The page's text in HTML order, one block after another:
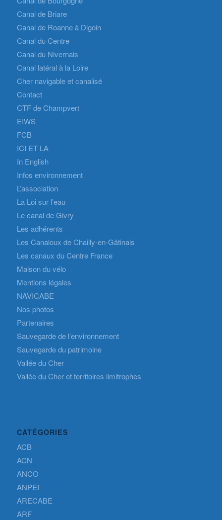
Canal de Briare
Canal de Roanne à Digoin
Canal du Centre
Canal du Nivernais
Canal latéral à la Loire
Cher navigable et canalisé
Contact
CTF de Champvert
EIWS
FCB
ICI ET LA
In English
Infos environnement
L’association
La Loi sur l’eau
Le canal de Givry
Les adhérents
Les Canaloux de Chailly-en-Gâtinais
Les canaux du Centre France
Maison du vélo
Mentions légales
NAVICABE
Nos photos
Partenaires
Sauvegarde de l’environnement
Sauvegarde du patrimoine
Vallée du Cher
Vallée du Cher et territoires limitrophes
CATÉGORIES
ACB
ACN
ANCO
ANPEI
ARECABE
ARF